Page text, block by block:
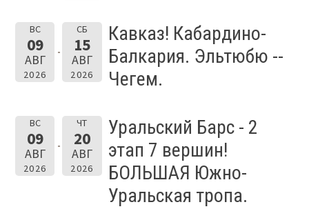
ВС
09
АВГ
2026
СБ
15
АВГ
2026
Кавказ! Кабардино-
Балкария. Эльтюбю --
Чегем.
ВС
09
АВГ
2026
ЧТ
20
АВГ
2026
Уральский Барс - 2
этап 7 вершин!
БОЛЬШАЯ Южно-
Уральская тропа.